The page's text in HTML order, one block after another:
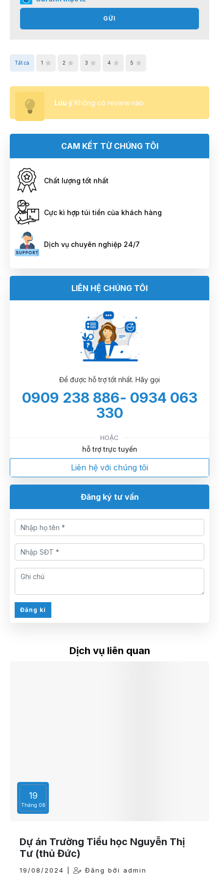
GỬI
Tất cả 1 2 3 4 5
Lưu ý Không có review nào
CAM KẾT TỪ CHÚNG TÔI
Chất lượng tốt nhất
Cực kì hợp túi tiền của khách hàng
Dịch vụ chuyên nghiệp 24/7
LIÊN HỆ CHÚNG TÔI
Để được hỗ trợ tốt nhất. Hãy gọi
0909 238 886- 0934 063
330
HOẶC
hỗ trợ trực tuyến
Liên hệ với chúng tôi
Đăng ký tư vấn
Đăng kí
Dịch vụ liên quan
Tháng 08
Công ty Vạn tính
19/08/2024 |
PhucQuang cám ơn vì luôn tin tưởng và ủng hộ.Các dich